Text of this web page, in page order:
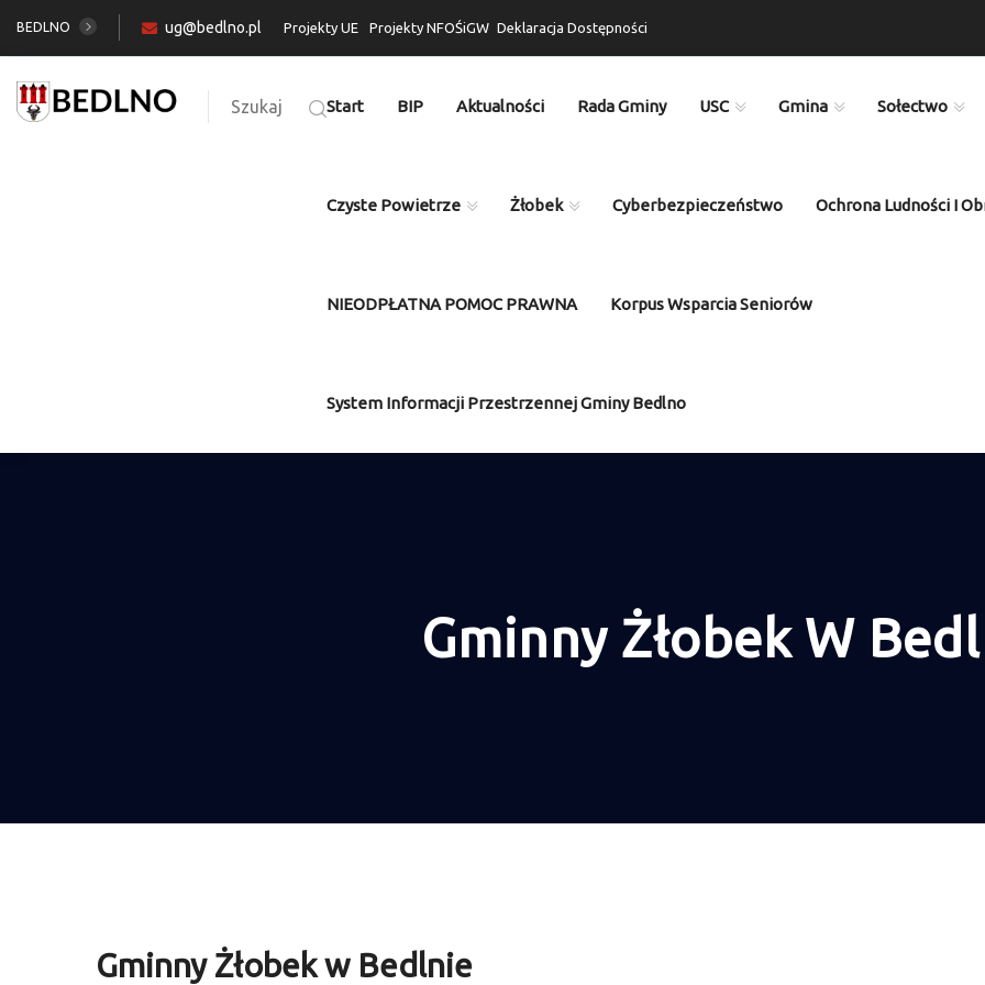
BEDLNO ug@bedlno.pl Projekty UE Projekty NFOŚiGW Deklaracja Dostępności
Szukaj Start BIP Aktualności Rada Gminy USC Gmina Sołectwo
Czyste Powietrze Żłobek Cyberbezpieczeństwo Ochrona Ludności I
NIEODPŁATNA POMOC PRAWNA Korpus Wsparcia Seniorów
System Informacji Przestrzennej Gminy Bedlno
Gminny Żłobek W
Gminny Żłobek w Bedlnie